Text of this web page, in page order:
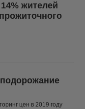
жителей
цен в 2019 году